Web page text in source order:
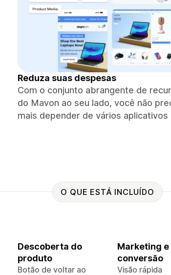
Reduza suas despesas
Com o conjunto abrangente de
do Mavon ao seu lado, você não
mais depender de vários aplicativos
O QUE ESTÁ INCLUÍDO
Descoberta do
produto
Botão de voltar ao
Marketing e
conversão
Visão rápida